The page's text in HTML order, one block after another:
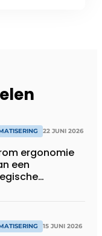
22 JUNI 2026
ergonomie
een
15 JUNI 2026